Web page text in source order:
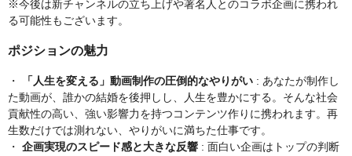
※今後は新チャンネルの立ち上げや著名人とのコラボ企画に携われ
る可能性もございます。
ポジションの魅力
・ 「人生を変える」動画制作の圧倒的なやりがい : あなたが制作し
た動画が、誰かの結婚を後押しし、人生を豊かにする。そんな社会
貢献性の高い、強い影響力を持つコンテンツ作りに携われます。再
生数だけでは測れない、やりがいに満ちた仕事です。
・ 企画実現のスピード感と大きな反響 : 面白い企画はトップの判断